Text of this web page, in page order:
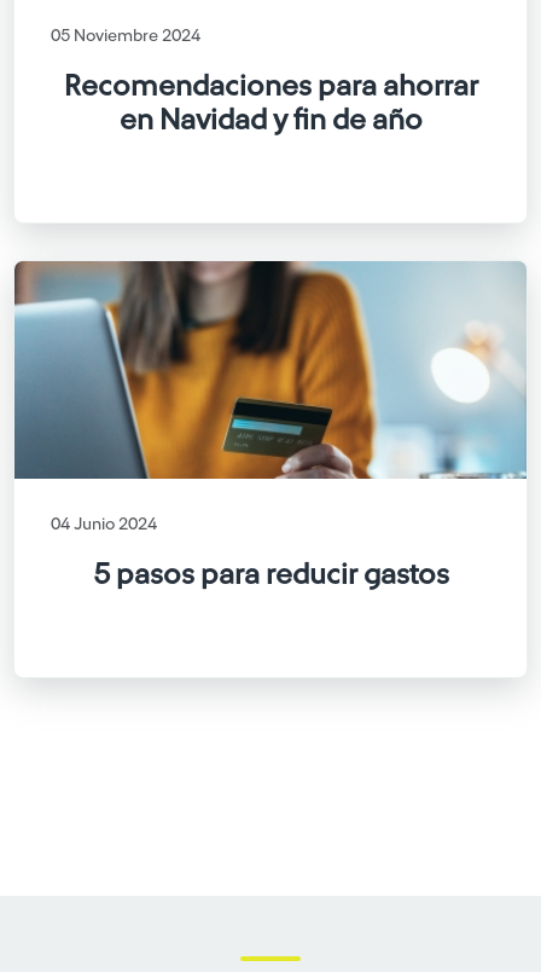
05 Noviembre 2024
Recomendaciones para ahorrar
en Navidad y fin de año
04 Junio 2024
5 pasos para reducir gastos